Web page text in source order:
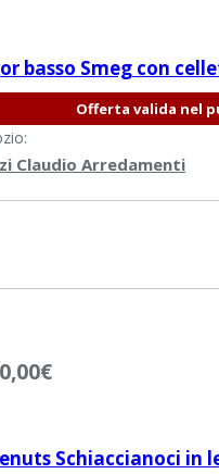
basso Smeg con
Offerta valida nel
Claudio Arredamenti
€
Schiaccianoci in